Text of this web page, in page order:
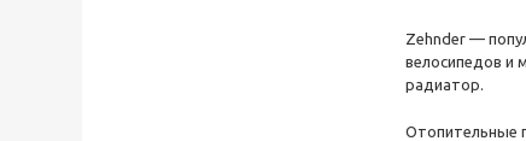
Zehnder —
велосипедов и
радиатор.
Отопительные